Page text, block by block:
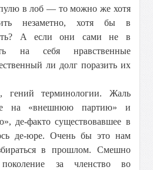
в лоб — то можно же хотя
незаметно, хотя бы в
А если они сами не в
на себя нравственные
ли долг поразить их
гений терминологии. Жаль
на «внешнюю партию» и
де-факто существовавшее в
де-юре. Очень бы это нам
в прошлом. Смешно
за членство во